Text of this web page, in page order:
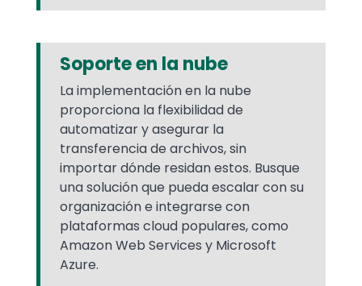
Soporte en la nube
La implementación en la nube
proporciona la flexibilidad de
automatizar y asegurar la
transferencia de archivos, sin
importar dónde residan estos. Busque
una solución que pueda escalar con su
organización e integrarse con
plataformas cloud populares, como
Amazon Web Services y Microsoft
Azure.